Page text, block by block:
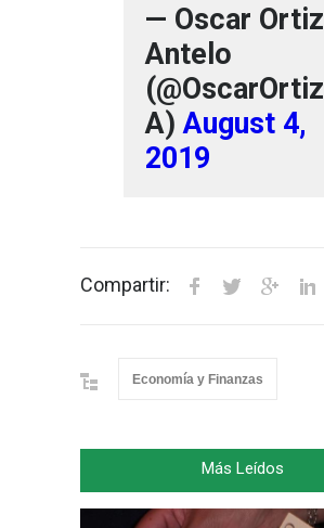
— Oscar Ortiz
Antelo
(@OscarOrtiz
A)August 4,
2019
Compartir:
Economía y Finanzas
Más Leídos